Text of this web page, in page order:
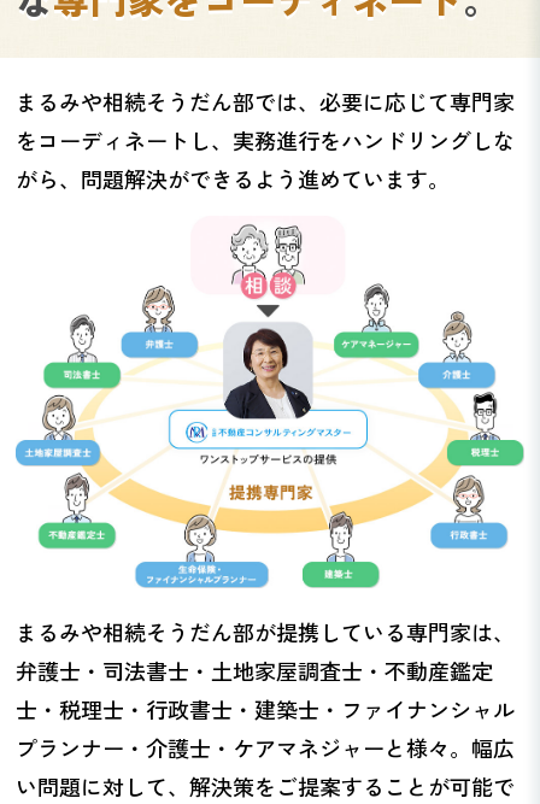
まるみや相続そうだん部では、必要に応じて専門家
をコーディネートし、実務進行をハンドリングしな
がら、問題解決ができるよう進めています。
まるみや相続そうだん部が提携している専門家は、
弁護士・司法書士・土地家屋調査士・不動産鑑定
士・税理士・行政書士・建築士・ファイナンシャル
プランナー・介護士・ケアマネジャーと様々。幅広
い問題に対して、解決策をご提案することが可能で